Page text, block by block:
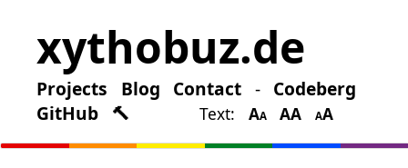
xythobuz.de
Projects Blog Contact - Codeberg
GitHub 🔨 Text: AA AA AA